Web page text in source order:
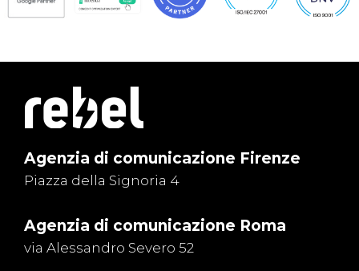
Agenzia di comunicazione Firenze
Piazza della Signoria 4
Agenzia di comunicazione Roma
via Alessandro Severo 52